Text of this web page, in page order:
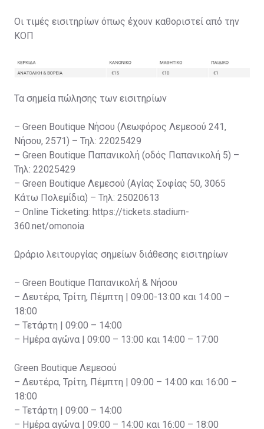
Οι τιμές εισιτηρίων όπως έχουν καθοριστεί από την
ΚΟΠ
Τα σημεία πώλησης των εισιτηρίων
– Green Boutique Νήσου (Λεωφόρος Λεμεσού 241,
Νήσου, 2571) – Τηλ: 22025429
– Green Boutique Παπανικολή (οδός Παπανικολή 5) –
Τηλ: 22025429
– Green Boutique Λεμεσού (Αγίας Σοφίας 50, 3065
Κάτω Πολεμίδια) – Τηλ: 25020613
– Online Ticketing: https://tickets.stadium-
360.net/omonoia
Ωράριο λειτουργίας σημείων διάθεσης εισιτηρίων
– Green Boutique Παπανικολή & Νήσου
– Δευτέρα, Τρίτη, Πέμπτη | 09:00-13:00 και 14:00 –
18:00
– Τετάρτη | 09:00 – 14:00
– Ημέρα αγώνα | 09:00 – 13:00 και 14:00 – 17:00
Green Boutique Λεμεσού
– Δευτέρα, Τρίτη, Πέμπτη | 09:00 – 14:00 και 16:00 –
18:00
– Τετάρτη | 09:00 – 14:00
– Ημέρα αγώνα | 09:00 – 14:00 και 16:00 – 18:00